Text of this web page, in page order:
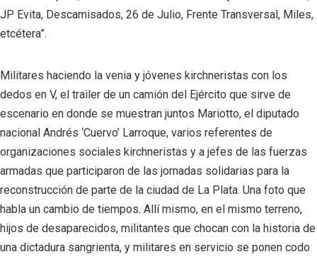
JP Evita, Descamisados, 26 de Julio, Frente Transversal, Miles,
etcétera”.
Militares haciendo la venia y jóvenes kirchneristas con los
dedos en V, el trailer de un camión del Ejército que sirve de
escenario en donde se muestran juntos Mariotto, el diputado
nacional Andrés ‘Cuervo’ Larroque, varios referentes de
organizaciones sociales kirchneristas y a jefes de las fuerzas
armadas que participaron de las jornadas solidarias para la
reconstrucción de parte de la ciudad de La Plata. Una foto que
habla un cambio de tiempos. Allí mismo, en el mismo terreno,
hijos de desaparecidos, militantes que chocan con la historia de
una dictadura sangrienta, y militares en servicio se ponen codo